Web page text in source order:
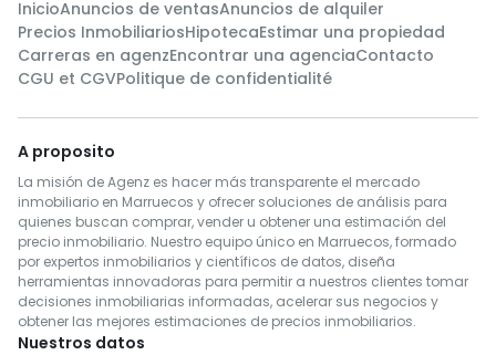
InicioAnuncios de ventasAnuncios de alquiler
Precios InmobiliariosHipotecaEstimar una propiedad
Carreras en agenzEncontrar una agenciaContacto
CGU et CGVPolitique de confidentialité
A proposito
La misión de Agenz es hacer más transparente el mercado
inmobiliario en Marruecos y ofrecer soluciones de análisis para
quienes buscan comprar, vender u obtener una estimación del
precio inmobiliario. Nuestro equipo único en Marruecos, formado
por expertos inmobiliarios y científicos de datos, diseña
herramientas innovadoras para permitir a nuestros clientes tomar
decisiones inmobiliarias informadas, acelerar sus negocios y
obtener las mejores estimaciones de precios inmobiliarios.
Nuestros datos